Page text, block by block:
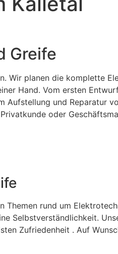
Greife
Wir planen die komplette
Hand. Vom ersten
und Reparatur
oder
Themen rund um
Selbstverständlichkeit.
Zufriedenheit . Auf